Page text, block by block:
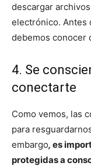
descargar
electrónico. Antes
debemos conocer
4. Se
conectarte
Como vemos, las
para
embargo, es
protegidas a